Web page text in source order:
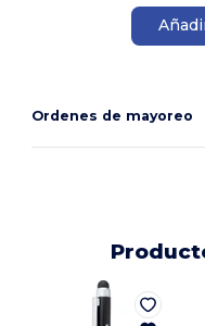
Ordenes de mayoreo